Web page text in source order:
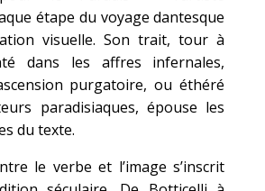
étape du voyage dantesque
visuelle. Son trait, tour à
dans les affres infernales,
purgatoire, ou éthéré
paradisiaques, épouse les
du texte.
le verbe et l’image s’inscrit